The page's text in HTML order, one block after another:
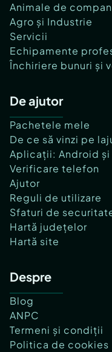
Animale de
Agro și Industrie
Servicii
Echipamente
Închiriere bunuri și
De ajutor
Pachetele mele
De ce să vinzi pe
Aplicații: Android și
Verificare telefon
Ajutor
Reguli de utilizare
Sfaturi de
Hartă județelor
Hartă site
Despre
Blog
ANPC
Termeni și condiții
Politica de cookies